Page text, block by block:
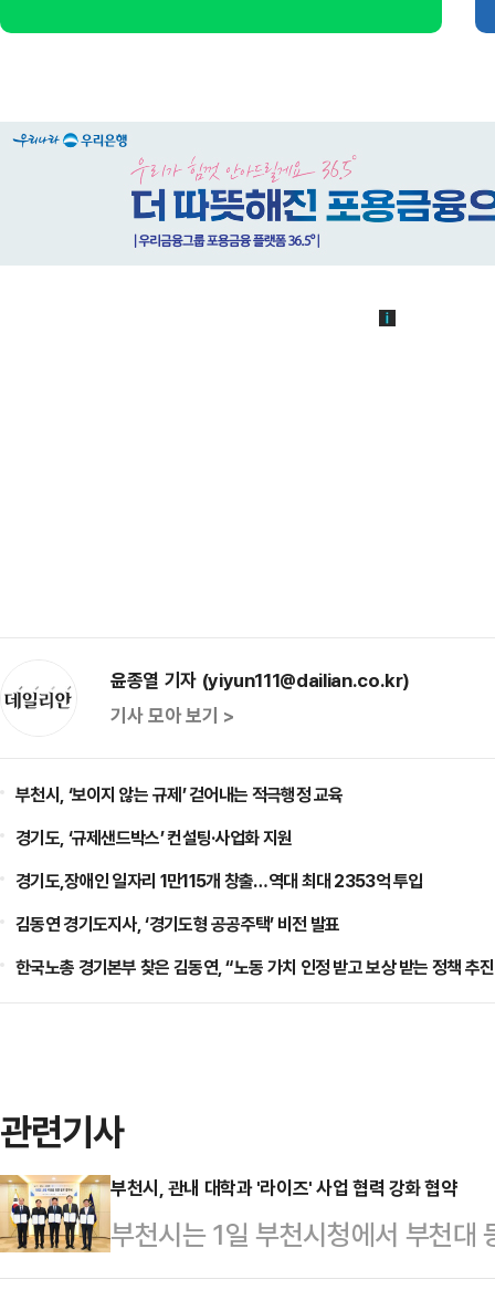
윤종열 기자 (yiyun111@dailian.co.kr)
기사 모아 보기 >
부천시, ‘보이지 않는 규제’ 걷어내는 적극행정 교육
경기도, ‘규제샌드박스’ 컨설팅·사업화 지원
경기도,장애인 일자리 1만115개 창출…역대 최대 2353억 투입
김동연 경기도지사, ‘경기도형 공공주택’ 비전 발표
한국노총 경기본부 찾은 김동연, “노동 가치 인정 받고 보상 받는 정책 추
관련기사
부천시, 관내 대학과 '라이즈' 사업 협력 강화 협약
부천시는 1일 부천시청에서 부천대
(RISE)’ 사업 의 성공적 추진을 위